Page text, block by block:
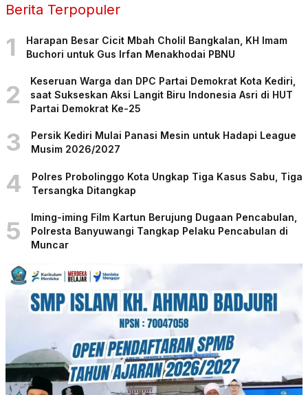
Berita Terpopuler
1
Harapan Besar Cicit Mbah Cholil Bangkalan, KH Imam
Buchori untuk Gus Irfan Menakhodai PBNU
2
Keseruan Warga dan DPC Partai Demokrat Kota Kediri,
saat Sukseskan Aksi Langit Biru Indonesia Asri di HUT
Partai Demokrat Ke-25
3
Persik Kediri Mulai Panasi Mesin untuk Hadapi League
Musim 2026/2027
4
Polres Probolinggo Kota Ungkap Tiga Kasus Sabu, Tiga
Tersangka Ditangkap
5
Iming-iming Film Kartun Berujung Dugaan Pencabulan,
Polresta Banyuwangi Tangkap Pelaku Pencabulan di
Muncar